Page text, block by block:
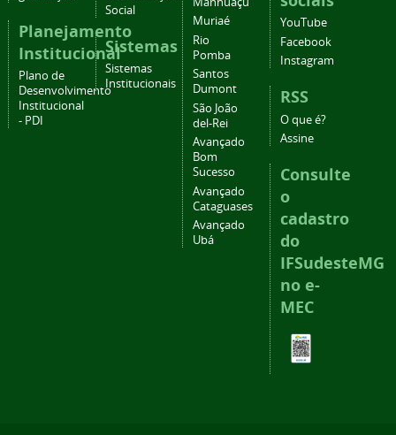
Planejamento
Institucional
Plano de
Desenvolvimento
Institucional
- PDI
Social
Sistemas
Sistemas
Institucionais
Muriaé
Rio
Pomba
Santos
Dumont
São João
del-Rei
Avançado
Bom
Sucesso
Avançado
Cataguases
Avançado
Ubá
YouTube
Facebook
Instagram
RSS
O que é?
Assine
Consulte
o
cadastro
do
IFSudesteMG
no e-
MEC